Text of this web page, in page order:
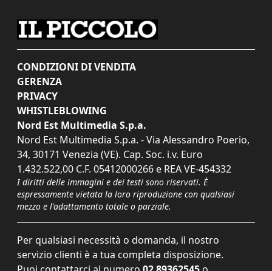
CONDIZIONI DI VENDITA
GERENZA
PRIVACY
WHISTLEBLOWING
Nord Est Multimedia S.p.a.
Nord Est Multimedia S.p.a. - Via Alessandro Poerio,
34, 30171 Venezia (VE). Cap. Soc. i.v. Euro
1.432.522,00 C.F. 05412000266 e REA VE-454332
I diritti delle immagini e dei testi sono riservati. È
espressamente vietata la loro riproduzione con qualsiasi
mezzo e l'adattamento totale o parziale.
Per qualsiasi necessità o domanda, il nostro
servizio clienti è a tua completa disposizione.